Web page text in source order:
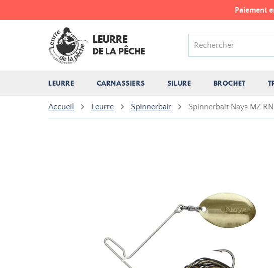
Paiement
LEURRE
DE LA PÊCHE
LEURRE CARNASSIERS SILURE BROCHET
Accueil Leurre Spinnerbait Spinnerbait Nays MZ